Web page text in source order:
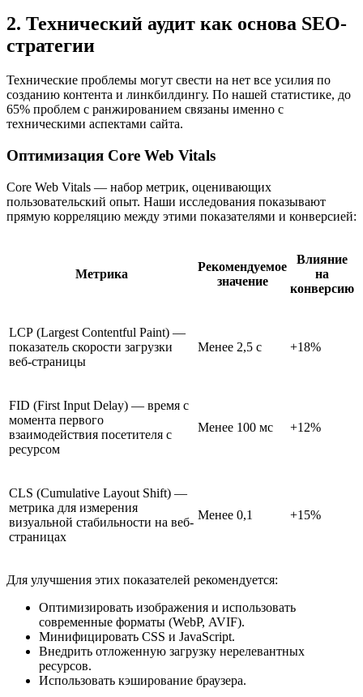
2. Технический аудит как основа SEO-
стратегии
Технические проблемы могут свести на нет все усилия по
созданию контента и линкбилдингу. По нашей статистике, до
65% проблем с ранжированием связаны именно с
техническими аспектами сайта.
Оптимизация Core Web Vitals
Core Web Vitals — набор метрик, оценивающих
пользовательский опыт. Наши исследования показывают
прямую корреляцию между этими показателями и конверсией:
Метрика
Рекомендуемое
значение
Влияние
на
конверсию
LCP (Largest Contentful Paint) —
показатель скорости загрузки
веб-страницы
Менее 2,5 с +18%
FID (First Input Delay) — время с
момента первого
взаимодействия посетителя с
ресурсом
Менее 100 мс +12%
CLS (Cumulative Layout Shift) —
метрика для измерения
визуальной стабильности на веб-
страницах
Менее 0,1 +15%
Для улучшения этих показателей рекомендуется:
Оптимизировать изображения и использовать
современные форматы (WebP, AVIF).
Минифицировать CSS и JavaScript.
Внедрить отложенную загрузку нерелевантных
ресурсов.
Использовать кэширование браузера.